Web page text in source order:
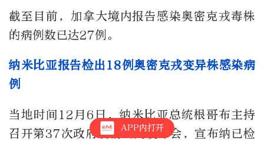
截至目前，加拿大境内报告感染奥密克戎毒株
的病例数已达27例。
纳米比亚报告检出18例奥密克戎变异株感染病
例
当地时间12月6日，纳米比亚总统根哥布主持
召开第37次政府疫情新闻发布会，宣布纳已检
APP内打开